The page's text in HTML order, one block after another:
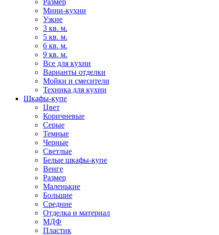
Размер
Мини-кухни
Узкие
3 кв. м.
5 кв. м.
6 кв. м.
9 кв. м.
Все для кухни
Варианты отделки
Мойки и смесители
Техника для кухни
Шкафы-купе
Цвет
Коричневые
Серые
Темные
Черные
Светлые
Белые шкафы-купе
Венге
Размер
Маленькие
Большие
Средние
Отделка и материал
МДФ
Пластик